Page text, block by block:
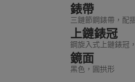
錶帶
三鏈節鋼錶帶，配
上鏈錶冠
鋼旋入式上鏈錶冠
鏡面
黑色，圓拱形